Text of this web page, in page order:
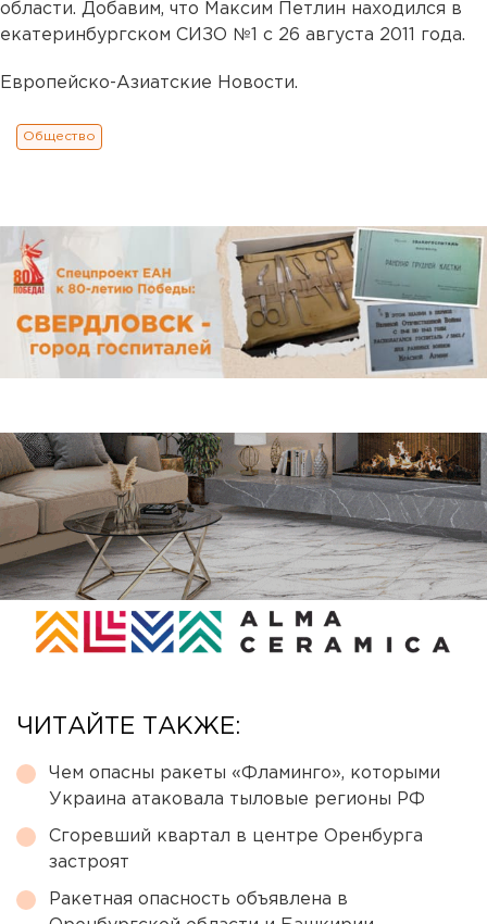
области. Добавим, что Максим Петлин находился в
екатеринбургском СИЗО №1 с 26 августа 2011 года.
Европейско-Азиатские Новости.
Общество
ЧИТАЙТЕ ТАКЖЕ:
Чем опасны ракеты «Фламинго», которыми
Украина атаковала тыловые регионы РФ
Сгоревший квартал в центре Оренбурга
застроят
Ракетная опасность объявлена в